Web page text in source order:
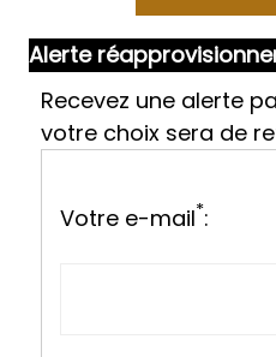
Alerte
Recevez une alerte
votre choix sera de
Votre e-mail*: